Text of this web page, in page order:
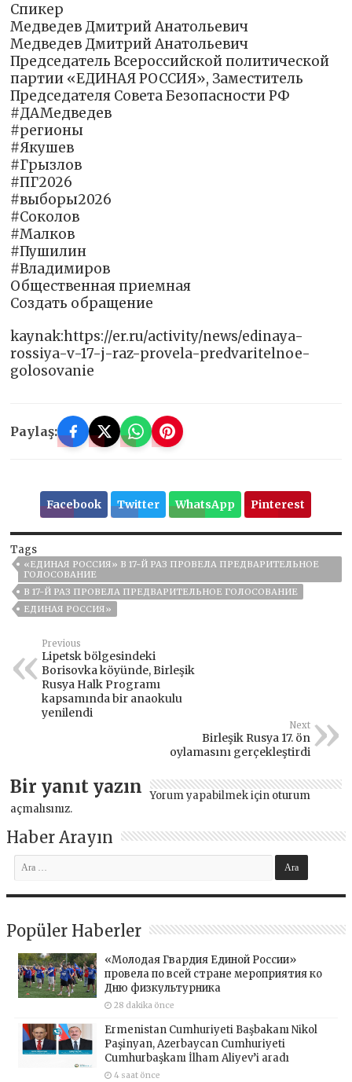
Спикер
Медведев Дмитрий Анатольевич
Медведев Дмитрий Анатольевич
Председатель Всероссийской политической
партии «ЕДИНАЯ РОССИЯ», Заместитель
Председателя Совета Безопасности РФ
#ДАМедведев
#регионы
#Якушев
#Грызлов
#ПГ2026
#выборы2026
#Соколов
#Малков
#Пушилин
#Владимиров
Общественная приемная
Создать обращение
kaynak:https://er.ru/activity/news/edinaya-
rossiya-v-17-j-raz-provela-predvaritelnoe-
golosovanie
Paylaş:
Facebook Twitter WhatsApp Pinterest
Tags
«ЕДИНАЯ РОССИЯ» В 17-Й РАЗ ПРОВЕЛА ПРЕДВАРИТЕЛЬНОЕ
ГОЛОСОВАНИЕ
В 17-Й РАЗ ПРОВЕЛА ПРЕДВАРИТЕЛЬНОЕ ГОЛОСОВАНИЕ
ЕДИНАЯ РОССИЯ»
Previous
Lipetsk bölgesindeki
Borisovka köyünde, Birleşik
Rusya Halk Programı
kapsamında bir anaokulu
yenilendi
Next
Birleşik Rusya 17. ön
oylamasını gerçekleştirdi
Bir yanıt yazın Yorum yapabilmek için oturum
açmalısınız.
Haber Arayın
Popüler Haberler
«Молодая Гвардия Единой России»
провела по всей стране мероприятия ко
Дню физкультурника
28 dakika önce
Ermenistan Cumhuriyeti Başbakanı Nikol
Paşinyan, Azerbaycan Cumhuriyeti
Cumhurbaşkanı İlham Aliyev’i aradı
4 saat önce